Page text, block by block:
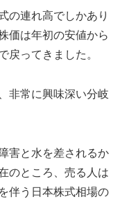
の連れ高でしかあり
価は年初の安値から
戻ってきました。
非常に興味深い分岐
害と水を差されるか
のところ、売る人は
伴う日本株式相場の